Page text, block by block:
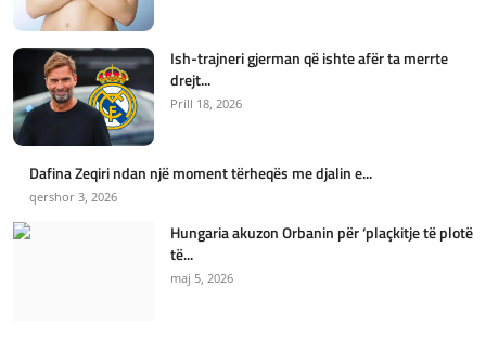
Ish-trajneri gjerman që ishte afër ta merrte
drejt...
Prill 18, 2026
Dafina Zeqiri ndan një moment tërheqës me djalin e...
qershor 3, 2026
Hungaria akuzon Orbanin për ‘plaçkitje të plotë
të...
maj 5, 2026